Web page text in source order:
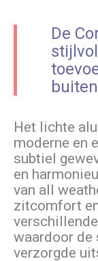
De
Het lichte
moderne en
subtiel
en
van all
zitcomfort
waardoor
verzorgde